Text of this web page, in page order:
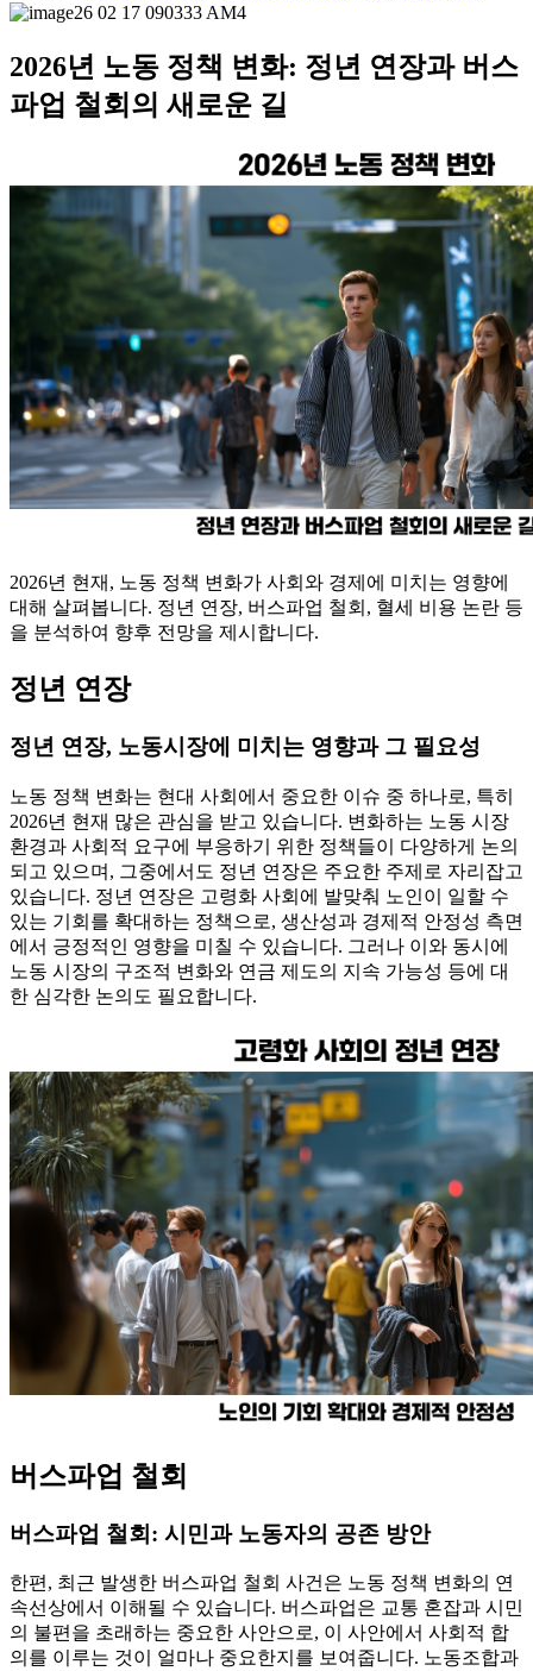
2026년 노동 정책 변화: 정년 연장과 버스
파업 철회의 새로운 길
2026년 현재, 노동 정책 변화가 사회와 경제에 미치는 영향에
대해 살펴봅니다. 정년 연장, 버스파업 철회, 혈세 비용 논란 등
을 분석하여 향후 전망을 제시합니다.
정년 연장
정년 연장, 노동시장에 미치는 영향과 그 필요성
노동 정책 변화는 현대 사회에서 중요한 이슈 중 하나로, 특히
2026년 현재 많은 관심을 받고 있습니다. 변화하는 노동 시장
환경과 사회적 요구에 부응하기 위한 정책들이 다양하게 논의
되고 있으며, 그중에서도 정년 연장은 주요한 주제로 자리잡고
있습니다. 정년 연장은 고령화 사회에 발맞춰 노인이 일할 수
있는 기회를 확대하는 정책으로, 생산성과 경제적 안정성 측면
에서 긍정적인 영향을 미칠 수 있습니다. 그러나 이와 동시에
노동 시장의 구조적 변화와 연금 제도의 지속 가능성 등에 대
한 심각한 논의도 필요합니다.
버스파업 철회
버스파업 철회: 시민과 노동자의 공존 방안
한편, 최근 발생한 버스파업 철회 사건은 노동 정책 변화의 연
속선상에서 이해될 수 있습니다. 버스파업은 교통 혼잡과 시민
의 불편을 초래하는 중요한 사안으로, 이 사안에서 사회적 합
의를 이루는 것이 얼마나 중요한지를 보여줍니다. 노동조합과